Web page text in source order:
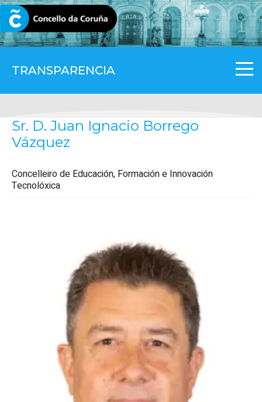
TRANSPARENCIA
CORUNA.GAL
Sr. D. Juan Ignacio Borrego
Vázquez
Concelleiro de Educación, Formación e Innovación
Tecnolóxica